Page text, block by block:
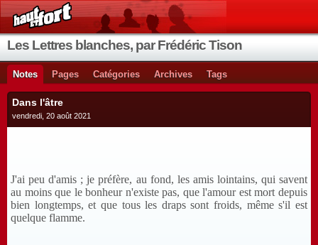
Les Lettres blanches, par Frédéric Tison
Notes Pages Catégories Archives Tags
Dans l'âtre
vendredi, 20 août 2021
J'ai peu d'amis ; je préfère, au fond, les amis lointains, qui savent
au moins que le bonheur n'existe pas, que l'amour est mort depuis
bien longtemps, et que tous les draps sont froids, même s'il est
quelque flamme.